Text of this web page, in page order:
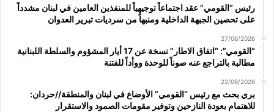
رئيس “القومي” عقد اجتماعاً توجيهياً للمنفذين العامين في لبنان مشدداً
على تحصين الجبهة الداخلية ومنبهاً من سرديات تبرير العدوان
27/06/2026
“القومي”: “اتفاق الاطار” نسخة عن 17 أيار المشؤوم والسلطة اللبنانية
مطالبة بالتراجع عنه صوناً للوحدة ووأداً للفتنة
22/06/2026
بري بحث مع رئيس “القومي” الأوضاع في لبنان والمنطقة//حردان:
للاهتمام بعودة النازحين وتوفير مقومات الصمود والاستقرار